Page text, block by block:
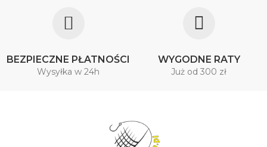
BEZPIECZNE PŁATNOŚCI
Wysyłka w 24h
WYGODNE RATY
Już od 300 zł